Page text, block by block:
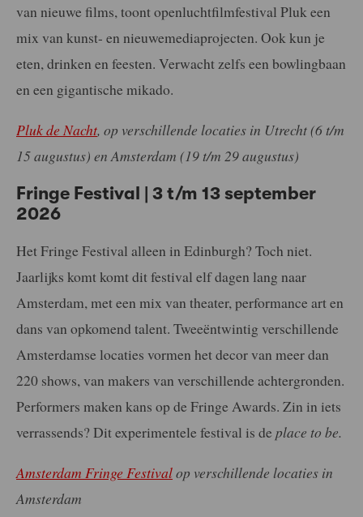
van nieuwe films, toont openluchtfilmfestival Pluk een
mix van kunst- en nieuwemediaprojecten. Ook kun je
eten, drinken en feesten. Verwacht zelfs een bowlingbaan
en een gigantische mikado.
Pluk de Nacht, op verschillende locaties in Utrecht (6 t/m
15 augustus) en Amsterdam (19 t/m 29 augustus)
Fringe Festival | 3 t/m 13 september
2026
Het Fringe Festival alleen in Edinburgh? Toch niet.
Jaarlijks komt komt dit festival elf dagen lang naar
Amsterdam, met een mix van theater, performance art en
dans van opkomend talent. Tweeëntwintig verschillende
Amsterdamse locaties vormen het decor van meer dan
220 shows, van makers van verschillende achtergronden.
Performers maken kans op de Fringe Awards. Zin in iets
verrassends? Dit experimentele festival is de place to be.
Amsterdam Fringe Festivalop verschillende locaties in
Amsterdam